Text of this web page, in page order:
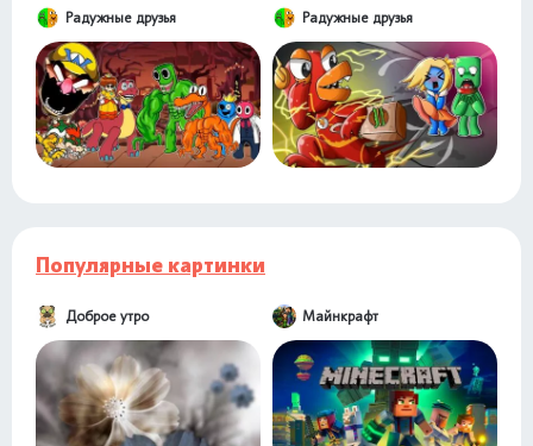
Радужные друзья Радужные друзья
Популярные картинки
Доброе утро Майнкрафт